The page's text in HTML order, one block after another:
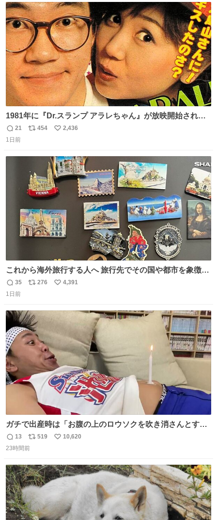
ト
数
数
1981年に『Dr.スランプ アラレちゃん』が放映開始された
直後の鳥山明さんと、小山茉美さんです。
返
信
21
リ
数
454
い
数
2,436
1日前
これから海外旅行する人へ 旅行先でその国や都市を象徴す
る マグネットを買って欲しい。 僕は交換留学してた1年間
で20カ国回ったけど、旅行先で必ずマグネットを買い、今
どそれぞれのマグネットを見る度に旅の思い出が鮮明によ
みがえります。
返
信
35
リ
ト
数
276
い
数
4,391
1日前
ガチで出産時は「お腹の上のロウソクを吹き消さんとする
サンシャイン池崎」だったし、お産後の股裂け状態でのト
イレは「とにかく明るい安村の体勢」が1番楽
返
信
13
リ
ポ
ト
数
519
い
数
10,620
23時間前